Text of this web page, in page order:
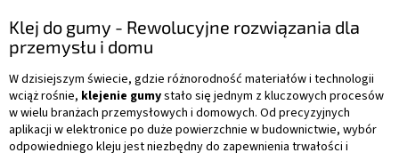
n
t
o
l
k
i
l
Klej do gumy - Rewolucyjne rozwiązania dla
przemysłu i domu
W dzisiejszym świecie, gdzie różnorodność materiałów i technologii
wciąż rośnie, klejenie gumystało się jednym z kluczowych procesów
w wielu branżach przemysłowych i domowych. Od precyzyjnych
aplikacji w elektronice po duże powierzchnie w budownictwie, wybór
odpowiedniego kleju jest niezbędny do zapewnienia trwałości i